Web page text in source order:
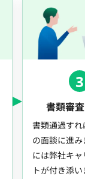
3
書類審
書類通過すれ
の面談に進
には弊社キ
トが付き添い